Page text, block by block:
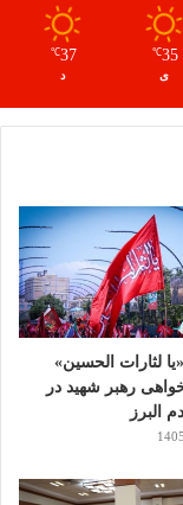
35
℃
ی
37
℃
د
لثارات الحسین»
رهبر شهید در
البرز